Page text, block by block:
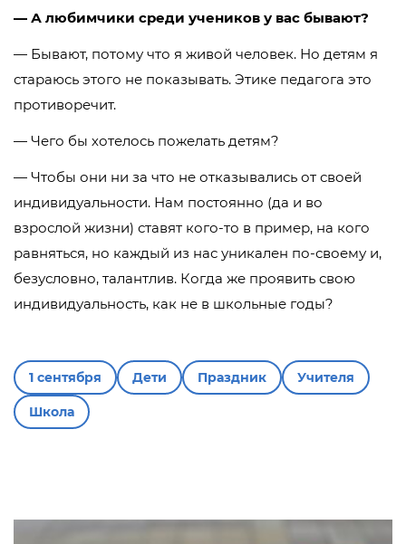
— А любимчики среди учеников у вас бывают?
— Бывают, потому что я живой человек. Но детям я
стараюсь этого не показывать. Этике педагога это
противоречит.
— Чего бы хотелось пожелать детям?
— Чтобы они ни за что не отказывались от своей
индивидуальности. Нам постоянно (да и во
взрослой жизни) ставят кого-то в пример, на кого
равняться, но каждый из нас уникален по-своему и,
безусловно, талантлив. Когда же проявить свою
индивидуальность, как не в школьные годы?
1 сентября Дети Праздник Учителя
Школа